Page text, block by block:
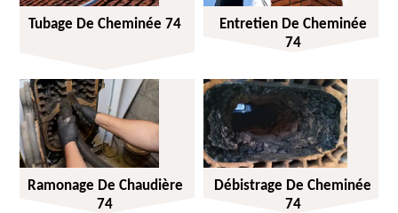
Tubage De Cheminée 74
Entretien De Cheminée
74
Ramonage De Chaudière
74
Débistrage De Cheminée
74